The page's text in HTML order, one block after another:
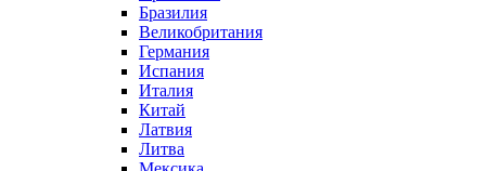
Бразилия
Великобритания
Германия
Испания
Италия
Китай
Латвия
Литва